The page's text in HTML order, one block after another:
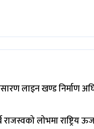
लाइन खण्ड निर्माण
लोभमा राष्ट्रिय